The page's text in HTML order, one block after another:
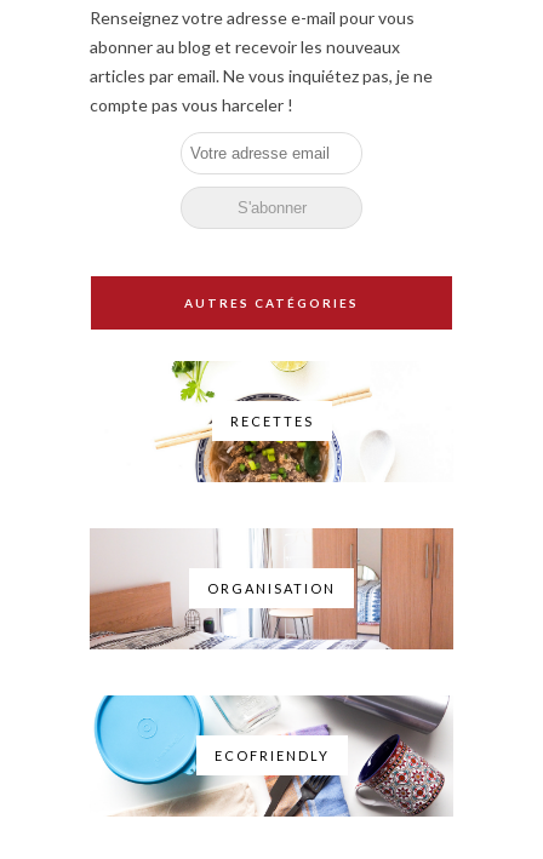
Renseignez votre adresse e-mail pour vous
abonner au blog et recevoir les nouveaux
articles par email. Ne vous inquiétez pas, je ne
compte pas vous harceler !
AUTRES CATÉGORIES
RECETTES
ORGANISATION
ECOFRIENDLY